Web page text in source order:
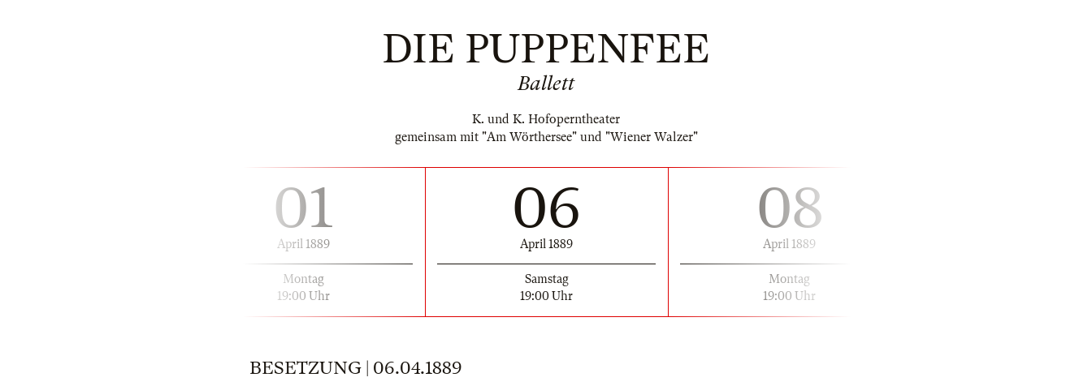
DIE PUPPENFEE
Ballett
K. und K. Hofoperntheater
gemeinsam mit "Am Wörthersee" und "Wiener Walzer"
01
April 1889
Montag
19:00 Uhr
06
April 1889
Samstag
19:00 Uhr
08
April 1889
Montag
19:00 Uhr
BESETZUNG | 06.04.1889